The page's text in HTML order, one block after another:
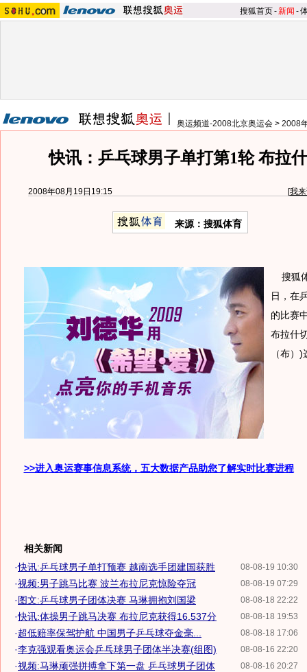
搜狐首页-新闻 -
奥运频道-2008北京奥运会 > 2008
快讯：乒乓球男子单打第1轮 布拉
2008年08月19日19:15 [我
来源：搜狐体育
搜狐
日，在
的比赛
布拉什
（布）
>>进入奥运赛事信息系统，五大数据产品助您了解实时比赛进程
相关新闻
08-08-19 10:30
·快讯:乒乓球男子单打预赛 越南选手团建国获胜
08-08-19 07:29
·视频:男子跳马比赛 波兰布拉尼克惊险夺冠
08-08-18 22:22
·图文:乒乓球男子团体决赛 马琳拥抱刘国梁
08-08-18 19:53
·快讯:体操男子跳马决赛 布拉尼克获得16.537分
08-08-18 17:06
·超低赔率保驾护航 中国男子乒乓球夺金毫...
08-08-16 22:20
·李克强观看奥运会乒乓球男子团体半决赛(组图)
08-08-16 20:27
·视频:马琳顽强拼搏拿下第一盘 乒乓球男子团体